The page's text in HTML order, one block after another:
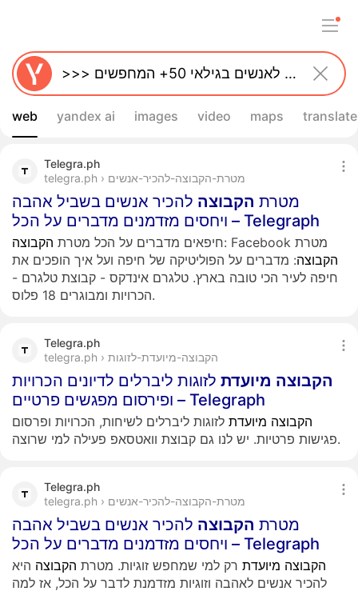
web yandex ai images video maps translate
Telegra.ph
telegra.ph › מטרת-הקבוצה-להכיר-אנשים
מטרת הקבוצה להכיר אנשים בשביל אהבה
ויחסים מזדמנים מדברים על הכל – Telegraph
חיפאים מדברים על הכל מטרת הקבוצה
: Facebook מטרת
הקבוצה: מדברים על הפוליטיקה של חיפה ועל איך הופכים את
חיפה לעיר הכי טובה בארץ. טלגרם אינדקס - קבוצת טלגרם -
הכרויות ומבוגרים 18 פלוס.
Telegra.ph
telegra.ph › הקבוצה-מיועדת-לזוגות
הקבוצה מיועדת לזוגות ליברלים לדיונים הכרויות
ופירסום מפגשים פרטיים – Telegraph
הקבוצה מיועדת לזוגות ליברלים לשיחות, הכרויות ופרסום
פגישות פרטיות. יש לנו גם קבוצת וואטסאפ פעילה למי שרוצה.
Telegra.ph
telegra.ph › מטרת-הקבוצה-להכיר-אנשים
מטרת הקבוצה להכיר אנשים בשביל אהבה
ויחסים מזדמנים מדברים על הכל – Telegraph
הקבוצה מיועדת רק למי שמחפש זוגיות. מטרת הקבוצה היא
להכיר אנשים לאהבה וזוגיות מזדמנת לדבר על הכל, אז למה